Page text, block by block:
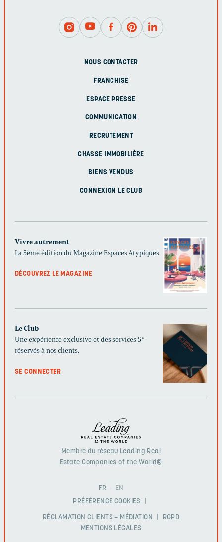
NOUS CONTACTER
FRANCHISE
ESPACE PRESSE
COMMUNICATION
RECRUTEMENT
CHASSE IMMOBILIÈRE
BIENS VENDUS
CONNEXION LE CLUB
Vivre autrement
La 5ème édition du Magazine Espaces Atypiques
DÉCOUVREZ LE MAGAZINE
Le Club
Une expérience exclusive et des services 5*
réservés à nos clients.
SE CONNECTER
Membre du réseau Leading Real
Estate Companies of the World®
FR
EN
PRÉFÉRENCE COOKIES
RÉCLAMATION CLIENTS – MÉDIATION
RGPD
MENTIONS LÉGALES